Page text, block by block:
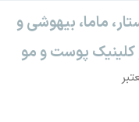
ماما، بیهوشی و
کلینیک پوست و مو